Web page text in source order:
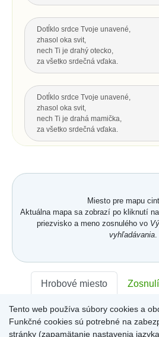
Dotĺklo srdce Tvoje unavené,
zhasol oka svit,
nech Ti je drahý otecko,
za všetko srdečná vďaka.
Dotĺklo srdce Tvoje unavené,
zhasol oka svit,
nech Ti je drahá mamička,
za všetko srdečná vďaka.
čo s vďakou dnes Ti môžem dať...
a potom už len spomínať.
Hore
Nech je vôľa Tvoja nám všetkým,
ako vtákom je a hmyzu,
S. K. Neumann
Miesto pre mapu
Aktuálna mapa sa zobrazí po kliknutí
priezvisko a meno zosnulého vo
vyhľadávania.
Hrobové miesto Zosnulí
Sektor:- Rad:- Číslo:
Tento web používa súbory cookies a
Funkčné cookies sú potrebné na
stránky (zapamätanie nastavenia